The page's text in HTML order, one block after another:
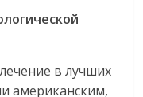
в лучших
американским,